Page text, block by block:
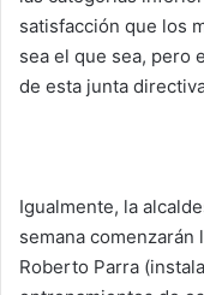
satisfacción que los
sea el que sea, pero
de esta junta
Igualmente, la
semana
Roberto Parra